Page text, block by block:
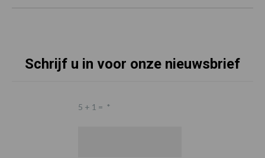
Schrijf u in voor onze nieuwsbrief
5 + 1 = *